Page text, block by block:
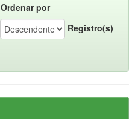
Ordenar por
Registro(s)